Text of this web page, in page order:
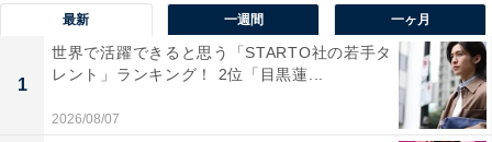
家賃や食費、光熱費など、リアルな収支状況とや
最新 一週間 一ヶ月
1
世界で活躍できると思う「STARTO社の若手タ
レント」ランキング！ 2位「目黒蓮...
2026/08/07